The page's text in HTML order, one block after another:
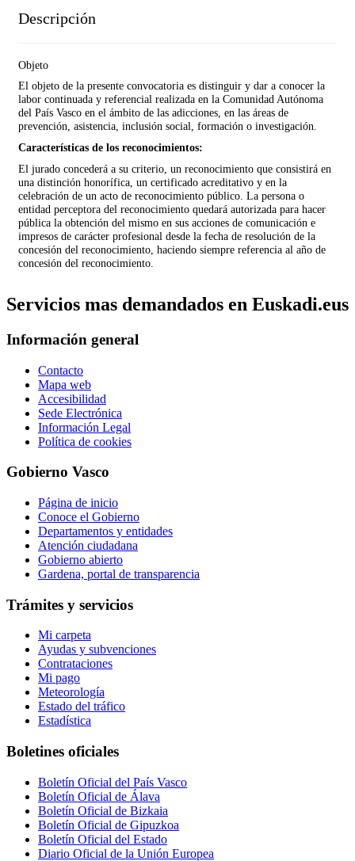
Descripción
Objeto
El objeto de la presente convocatoria es distinguir y dar a conocer la
labor continuada y referencial realizada en la Comunidad Autónoma
del País Vasco en el ámbito de las adicciones, en las áreas de
prevención, asistencia, inclusión social, formación o investigación.
Características de los reconocimientos:
El jurado concederá a su criterio, un reconocimiento que consistirá en
una distinción honorífica, un certificado acreditativo y en la
celebración de un acto de reconocimiento público. La persona o
entidad perceptora del reconocimiento quedará autorizada para hacer
pública la obtención del mismo en sus acciones de comunicación e
impresos de carácter profesional desde la fecha de resolución de la
concesión del reconocimiento, haciendo siempre referencia al año de
concesión del reconocimiento.
Servicios mas demandados en Euskadi.eus
Información general
Contacto
Mapa web
Accesibilidad
Sede Electrónica
Información Legal
Política de cookies
Gobierno Vasco
Página de inicio
Conoce el Gobierno
Departamentos y entidades
Atención ciudadana
Gobierno abierto
Gardena, portal de transparencia
Trámites y servicios
Mi carpeta
Ayudas y subvenciones
Contrataciones
Mi pago
Meteorología
Estado del tráfico
Estadística
Boletines oficiales
Boletín Oficial del País Vasco
Boletín Oficial de Álava
Boletín Oficial de Bizkaia
Boletín Oficial de Gipuzkoa
Boletín Oficial del Estado
Diario Oficial de la Unión Europea